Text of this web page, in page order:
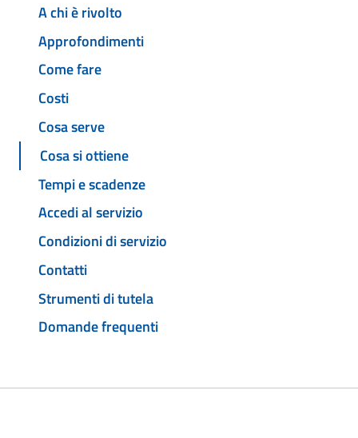
A chi è rivolto
Approfondimenti
Come fare
Costi
Cosa serve
Cosa si ottiene
Tempi e scadenze
Accedi al servizio
Condizioni di servizio
Contatti
Strumenti di tutela
Domande frequenti